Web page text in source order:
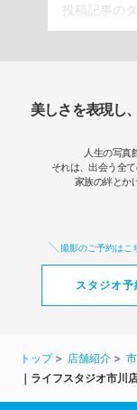
美しさを表現し
人生の写真
それは、出会う全
家族の絆とか
撮影のご予約はこ
スタジオ予
トップ 店舗紹介
｜ライフスタジオ市